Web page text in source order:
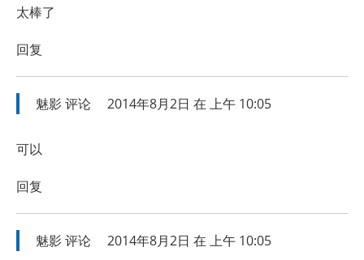
太棒了
回复
魅影评论 2014年8月2日 在 上午 10:05
可以
回复
魅影评论 2014年8月2日 在 上午 10:05